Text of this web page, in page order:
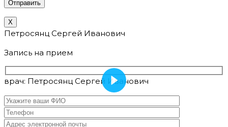
X
Петросянц Сергей Иванович
Запись на прием
врач: Петросянц Сергей Иванович